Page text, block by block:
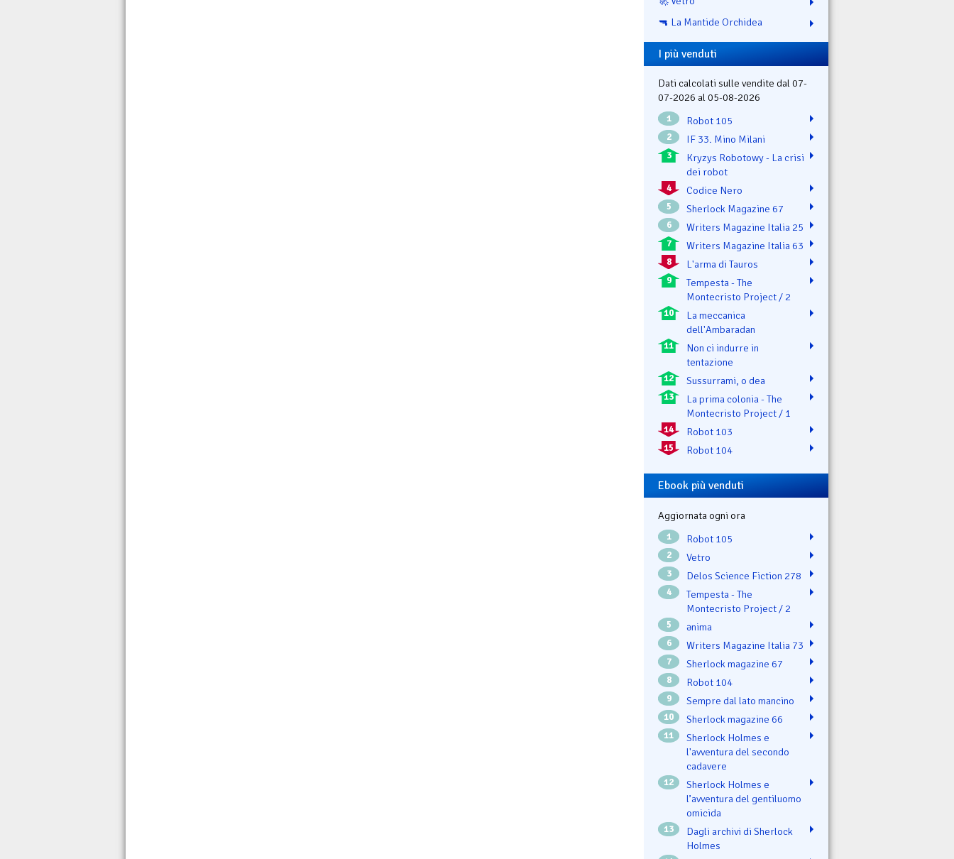
🔫 La Mantide Orchidea
I più venduti
Dati calcolati sulle vendite dal 07-
07-2026 al 05-08-2026
1 Robot 105
2 IF 33. Mino Milani
3
Kryzys Robotowy - La crisi
dei robot
4 Codice Nero
5 Sherlock Magazine 67
6 Writers Magazine Italia 25
7 Writers Magazine Italia 63
8 L'arma di Tauros
9
Tempesta - The
Montecristo Project / 2
10
La meccanica
dell'Ambaradan
11
Non ci indurre in
tentazione
12 Sussurrami, o dea
13
La prima colonia - The
Montecristo Project / 1
14 Robot 103
15 Robot 104
Ebook più venduti
Aggiornata ogni ora
1 Robot 105
2 Vetro
3 Delos Science Fiction 278
4
Tempesta - The
Montecristo Project / 2
5 ənima
6 Writers Magazine Italia 73
7 Sherlock magazine 67
8 Robot 104
9 Sempre dal lato mancino
10 Sherlock magazine 66
11
Sherlock Holmes e
l'avventura del secondo
cadavere
12
Sherlock Holmes e
l’avventura del gentiluomo
omicida
13
Dagli archivi di Sherlock
Holmes